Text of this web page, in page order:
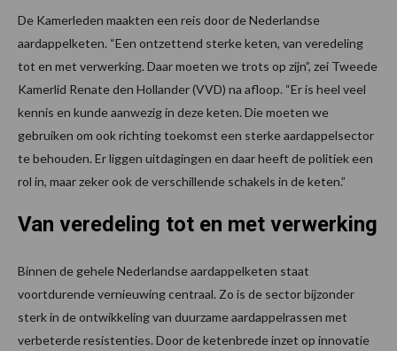
De Kamerleden maakten een reis door de Nederlandse
aardappelketen. “Een ontzettend sterke keten, van veredeling
tot en met verwerking. Daar moeten we trots op zijn”, zei Tweede
Kamerlid Renate den Hollander (VVD) na afloop. “Er is heel veel
kennis en kunde aanwezig in deze keten. Die moeten we
gebruiken om ook richting toekomst een sterke aardappelsector
te behouden. Er liggen uitdagingen en daar heeft de politiek een
rol in, maar zeker ook de verschillende schakels in de keten.”
Van veredeling tot en met verwerking
Binnen de gehele Nederlandse aardappelketen staat
voortdurende vernieuwing centraal. Zo is de sector bijzonder
sterk in de ontwikkeling van duurzame aardappelrassen met
verbeterde resistenties. Door de ketenbrede inzet op innovatie